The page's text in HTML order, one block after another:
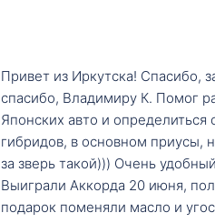
Привет из Иркутска! Спасибо,
спасибо, Владимиру К. Помог
Японских авто и
гибридов, в основном приусы,
за зверь такой))) Очень
Выиграли Аккорда 20 июня,
подарок поменяли масло и